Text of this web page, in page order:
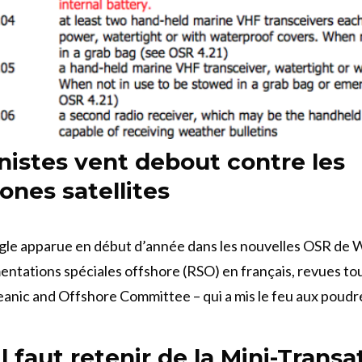
vent debout contre les
satellites
apparue en début d’année dans les nouvelles OSR de
spéciales offshore (RSO) en français, revues
and Offshore Committee – qui a mis le feu aux